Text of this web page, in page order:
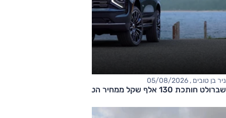
ניר בן טובים , 05/08/2026
שברולט חותכת 130 אלף שקל ממחיר הטאהו